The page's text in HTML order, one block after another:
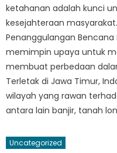
ketahanan adalah kunci
kesejahteraan
Penanggulangan Bencana
memimpin upaya untuk
membuat perbedaan
Terletak di Jawa Timur,
wilayah yang rawan
antara lain banjir, tanah
Uncategorized